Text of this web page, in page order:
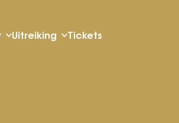
Uitreiking Tickets